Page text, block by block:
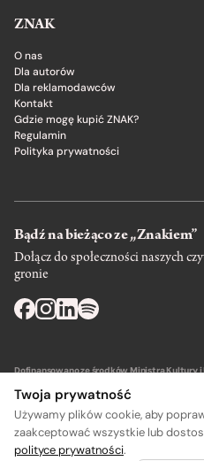
ZNAK
O nas
Dla autorów
Dla reklamodawców
Kontakt
Gdzie mogę kupić ZNAK?
Regulamin
Polityka prywatności
Bądź na bieżąco ze „Znakiem”
Dołącz do społeczności naszych
gronie
Dofinansowano ze środków Ministra
Twoja prywatność
Używamy plików cookie, aby
zaakceptować wszystkie lub
polityce prywatności.